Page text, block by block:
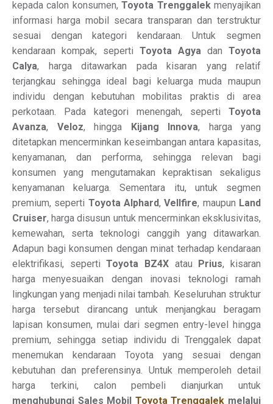
kepada calon konsumen,Toyota Trenggalekmenyajikan
informasi harga mobil secara transparan dan terstruktur
sesuai dengan kategori kendaraan. Untuk segmen
kendaraan kompak, seperti Toyota Agya dan Toyota
Calya, harga ditawarkan pada kisaran yang relatif
terjangkau sehingga ideal bagi keluarga muda maupun
individu dengan kebutuhan mobilitas praktis di area
perkotaan. Pada kategori menengah, seperti Toyota
Avanza, Veloz, hingga Kijang Innova, harga yang
ditetapkan mencerminkan keseimbangan antara kapasitas,
kenyamanan, dan performa, sehingga relevan bagi
konsumen yang mengutamakan kepraktisan sekaligus
kenyamanan keluarga. Sementara itu, untuk segmen
premium, seperti Toyota Alphard,Vellfire, maupun Land
Cruiser, harga disusun untuk mencerminkan eksklusivitas,
kemewahan, serta teknologi canggih yang ditawarkan.
Adapun bagi konsumen dengan minat terhadap kendaraan
elektrifikasi, sepertiToyota BZ4X atau Prius, kisaran
harga menyesuaikan dengan inovasi teknologi ramah
lingkungan yang menjadi nilai tambah. Keseluruhan struktur
harga tersebut dirancang untuk menjangkau beragam
lapisan konsumen, mulai dari segmen entry-level hingga
premium, sehingga setiap individu di Trenggalek dapat
menemukan kendaraan Toyota yang sesuai dengan
kebutuhan dan preferensinya. Untuk memperoleh detail
harga terkini, calon pembeli dianjurkan untuk
menghubungi Sales Mobil Toyota Trenggalek melalui